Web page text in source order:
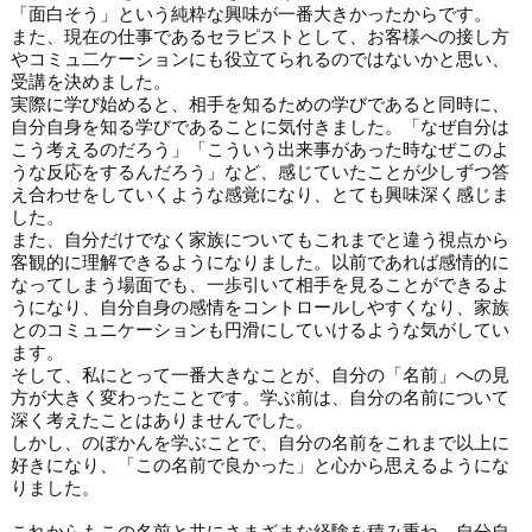
「面白そう」という純粋な興味が一番大きかったからです。
また、現在の仕事であるセラピストとして、お客様への接し方
やコミュ二ケーションにも役立てられるのではないかと思い、
受講を決めました。
実際に学び始めると、相手を知るための学びであると同時に、
自分自身を知る学びであることに気付きました。「なぜ自分は
こう考えるのだろう」「こういう出来事があった時なぜこのよ
うな反応をするんだろう」など、感じていたことが少しずつ答
え合わせをしていくような感覚になり、とても興味深く感じま
した。
また、自分だけでなく家族についてもこれまでと違う視点から
客観的に理解できるようになりました。以前であれば感情的に
なってしまう場面でも、一歩引いて相手を見ることができるよ
うになり、自分自身の感情をコントロールしやすくなり、家族
とのコミュニケーションも円滑にしていけるような気がしてい
ます。
そして、私にとって一番大きなことが、自分の「名前」への見
方が大きく変わったことです。学ぶ前は、自分の名前について
深く考えたことはありませんでした。
しかし、のぼかんを学ぶことで、自分の名前をこれまで以上に
好きになり、「この名前で良かった」と心から思えるようにな
りました。